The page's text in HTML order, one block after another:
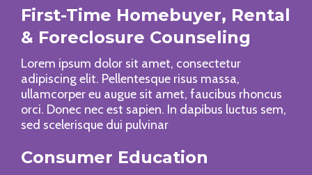
First-Time Homebuyer, Rental
& Foreclosure Counseling
Lorem ipsum dolor sit amet, consectetur
adipiscing elit. Pellentesque risus massa,
ullamcorper eu augue sit amet, faucibus rhoncus
orci. Donec nec est sapien. In dapibus luctus sem,
sed scelerisque dui pulvinar
Consumer Education